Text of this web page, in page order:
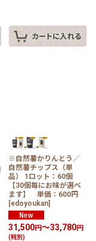
※自然薯かりんとう／
自然薯チップス（単
品） 1ロット：60個
【30個毎にお味が選べ
ます】 単価：600円
[edoyoukan]
31,500円～33,780円
(税別)